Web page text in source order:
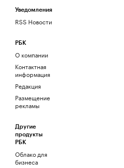
Уведомления
RSS Новости
РБК
О компании
Контактная
информация
Редакция
Размещение
рекламы
Другие
продукты
РБК
Облако для
бизнеса